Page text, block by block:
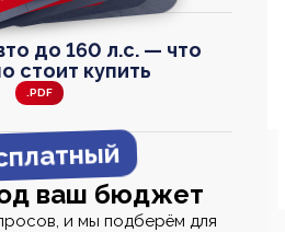
до 160 л.с. — что
стоит купить
.PDF
ваш бюджет
и мы подберём для